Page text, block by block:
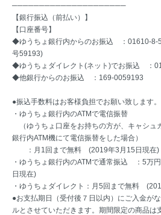
─────────────────────
【銀行振込（前払い）】
【口座番号】
◆ゆうちょ銀行内からのお振込 ：01610-
号59193)
◆ゆうちょダイレクト(ネット)でお振込 ：
◆他銀行からのお振込 ：169-0059193
●振込手数料はお客様負担でお願い致します。
・ゆうちょ銀行内のATMで電信振替
（ゆうちょ口座をお持ちの方が、キャシュ
銀行内ATM機にて電信振替をした場合）
：月1回まで無料 (2019年3月15日現在)
・ゆうちょ銀行内のATMで通常振込 ：5万
日現在)
・ゆうちょダイレクト：月5回まで無料
●お支払期日（受付後７日以内）にご入金が
ルとさせていただきます。期間限定の商品は